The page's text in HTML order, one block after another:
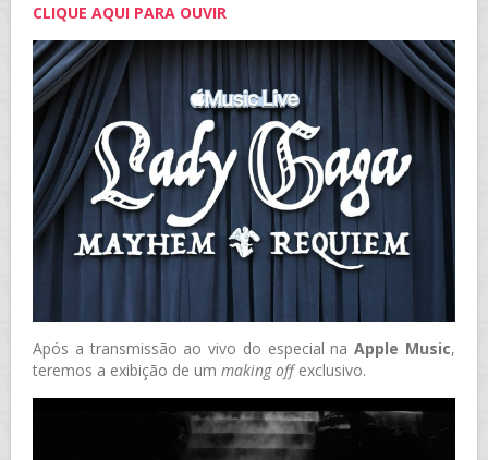
CLIQUE AQUI PARA OUVIR
Após a transmissão ao vivo do especial naApple Music,
teremos a exibição de um making offexclusivo.